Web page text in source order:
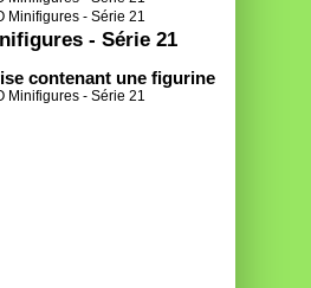
- Série 21
contenant une figurine